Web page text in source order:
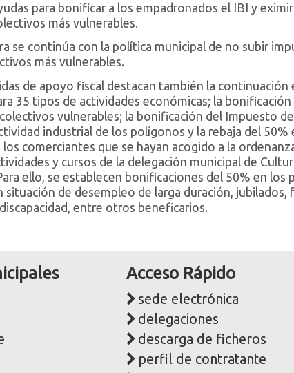
para bonificar a los empadronados el IBI y
más vulnerables.
se continúa con la política municipal de no subir
más vulnerables.
de apoyo fiscal destacan también la continuación
35 tipos de actividades económicas; la bonificación
vulnerables; la bonificación del Impuesto
industrial de los polígonos y la rebaja del 50%
los comerciantes que se hayan acogido a la
y cursos de la delegación municipal de
ello, se establecen bonificaciones del 50% en los
situación de desempleo de larga duración, jubilados,
entre otros beneficarios.
Acceso Rápido
sede electrónica
delegaciones
descarga de ficheros
perfil de contratante